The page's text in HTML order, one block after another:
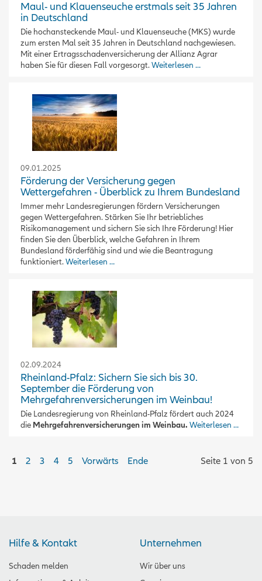
Maul- und Klauenseuche erstmals seit 35 Jahren
in Deutschland
Die hochansteckende Maul- und Klauenseuche (MKS) wurde
zum ersten Mal seit 35 Jahren in Deutschland nachgewiesen.
Mit einer Ertragsschadenversicherung der Allianz Agrar
haben Sie für diesen Fall vorgesorgt.Weiterlesen …
09.01.2025
Förderung der Versicherung gegen
Wettergefahren - Überblick zu Ihrem Bundesland
Immer mehr Landesregierungen fördern Versicherungen
gegen Wettergefahren. Stärken Sie Ihr betriebliches
Risikomanagement und sichern Sie sich Ihre Förderung! Hier
finden Sie den Überblick, welche Gefahren in Ihrem
Bundesland förderfähig sind und wie die Beantragung
funktioniert.Weiterlesen …
02.09.2024
Rheinland-Pfalz: Sichern Sie sich bis 30.
September die Förderung von
Mehrgefahrenversicherungen im Weinbau!
Die Landesregierung von Rheinland-Pfalz fördert auch 2024
die Mehrgefahrenversicherungen im Weinbau. Weiterlesen …
Seite 1 von 5
1 2 3 4 5 Vorwärts Ende
Hilfe & Kontakt
Schaden melden
Unternehmen
Wir über uns